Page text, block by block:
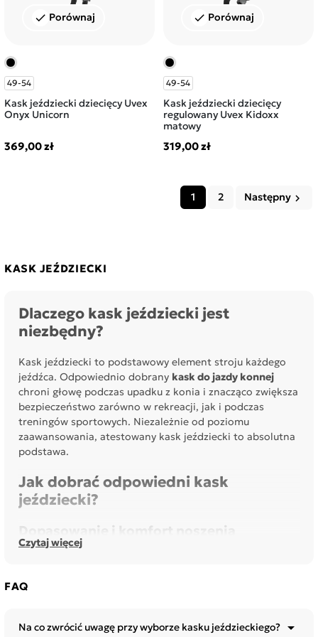
check Porównaj
49-54
Kask jeździecki dziecięcy Uvex
Onyx Unicorn
369,00 zł
check Porównaj
49-54
Kask jeździecki dziecięcy
regulowany Uvex Kidoxx
matowy
319,00 zł
1 2 Następny keyboard_arrow_right
KASK JEŹDZIECKI
Dlaczego kask jeździecki jest
niezbędny?
Kask jeździecki to podstawowy element stroju każdego
jeźdźca. Odpowiednio dobrany kask do jazdy konnej
chroni głowę podczas upadku z konia i znacząco zwiększa
bezpieczeństwo zarówno w rekreacji, jak i podczas
treningów sportowych. Niezależnie od poziomu
zaawansowania, atestowany kask jeździecki to absolutna
podstawa.
Jak dobrać odpowiedni kask
jeździecki?
Dopasowanie i komfort noszenia
szczególnie w okolicach skroni. Jeśli przy pochylaniu
dopasowany. Dobrze dobrany kask zapewnia stabilność i
Czytaj więcej
FAQ
Na co zwrócić uwagę przy wyborze kasku jeździeckiego? 